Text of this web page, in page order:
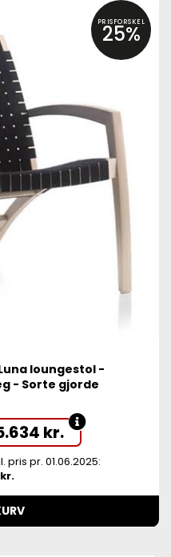
PRISFORSKEL
25%
loungestol -
- Sorte gjorde
kr.
pris pr. 01.06.2025: